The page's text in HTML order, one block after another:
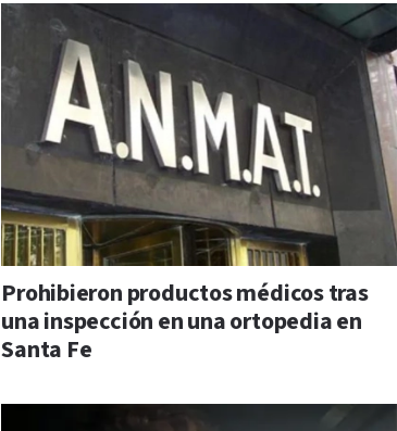
Prohibieron productos médicos tras
una inspección en una ortopedia en
Santa Fe